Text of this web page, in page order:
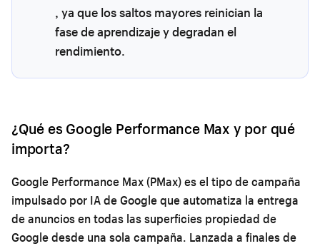
, ya que los saltos mayores reinician la
fase de aprendizaje y degradan el
rendimiento.
¿Qué es Google Performance Max y por qué
importa?
Google Performance Max (PMax) es el tipo de campaña
impulsado por IA de Google que automatiza la entrega
de anuncios en todas las superficies propiedad de
Google desde una sola campaña. Lanzada a finales de